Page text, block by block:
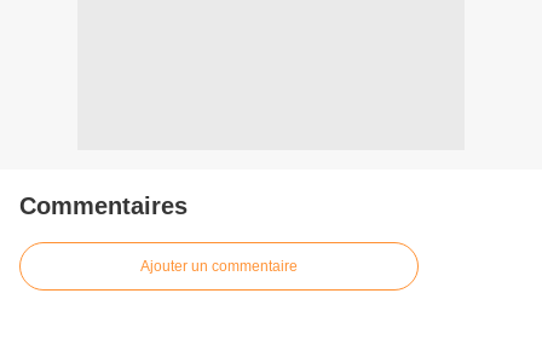
Commentaires
Ajouter un commentaire